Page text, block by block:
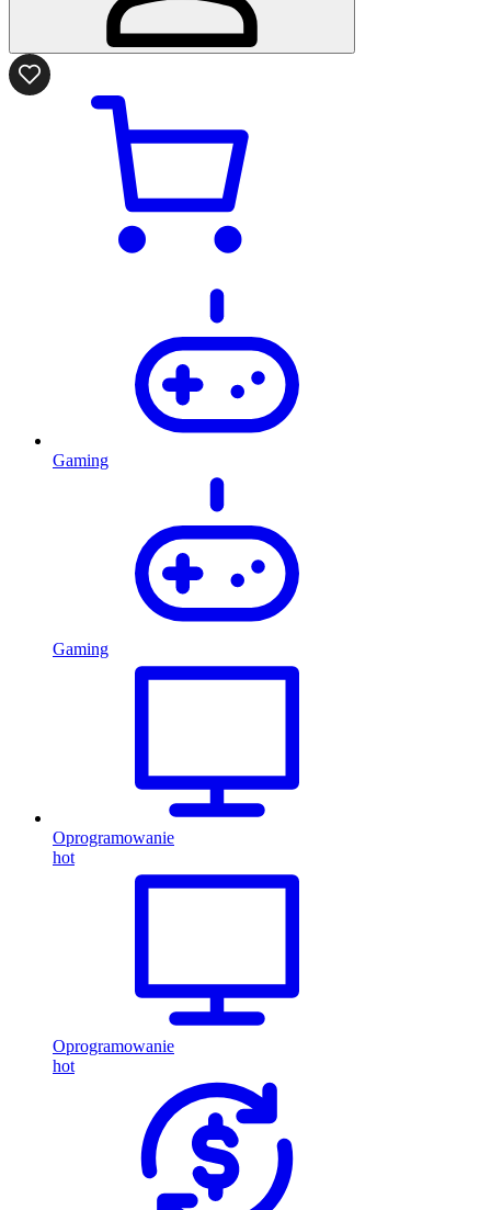
Gaming
Gaming
Oprogramowanie
hot
Oprogramowanie
hot